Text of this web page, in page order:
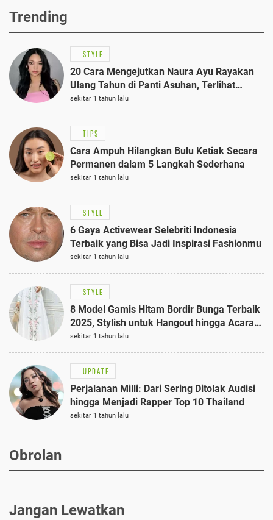
Trending
STYLE
20 Cara Mengejutkan Naura Ayu Rayakan
Ulang Tahun di Panti Asuhan, Terlihat
Anggun dengan Kaftan Cokelat
sekitar 1 tahun lalu
TIPS
Cara Ampuh Hilangkan Bulu Ketiak Secara
Permanen dalam 5 Langkah Sederhana
sekitar 1 tahun lalu
STYLE
6 Gaya Activewear Selebriti Indonesia
Terbaik yang Bisa Jadi Inspirasi Fashionmu
sekitar 1 tahun lalu
STYLE
8 Model Gamis Hitam Bordir Bunga Terbaik
2025, Stylish untuk Hangout hingga Acara
Semi-Formal
sekitar 1 tahun lalu
UPDATE
Perjalanan Milli: Dari Sering Ditolak Audisi
hingga Menjadi Rapper Top 10 Thailand
sekitar 1 tahun lalu
Obrolan
Jangan Lewatkan